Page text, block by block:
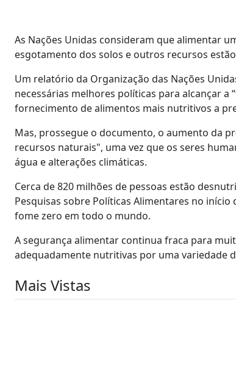
As Nações Unidas consideram que alimentar
esgotamento dos solos e outros recursos
Um relatório da Organização das Nações
necessárias melhores políticas para alcançar
fornecimento de alimentos mais nutritivos a
Mas, prossegue o documento, o aumento da
recursos naturais", uma vez que os seres
água e alterações climáticas.
Cerca de 820 milhões de pessoas estão
Pesquisas sobre Políticas Alimentares no
fome zero em todo o mundo.
A segurança alimentar continua fraca para
adequadamente nutritivas por uma variedade
Mais Vistas